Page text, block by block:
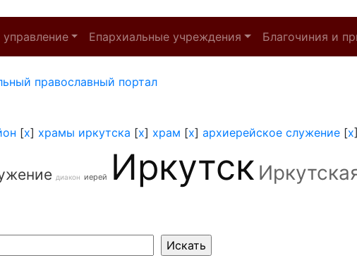
Епархиальные учреждения Благочиния и
православный портал
[x] храмы иркутска [x] храм [x] архиерейское служение [x]
диакон иерей Иркутск